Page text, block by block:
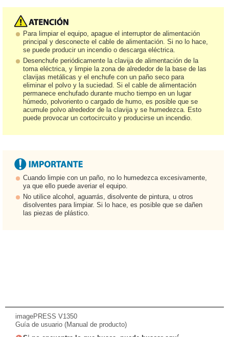
Para limpiar el equipo, apague el interruptor de alimentación
principal y desconecte el cable de alimentación. Si no lo hace,
se puede producir un incendio o descarga eléctrica.
Desenchufe periódicamente la clavija de alimentación de la
toma eléctrica, y limpie la zona de alrededor de la base de las
clavijas metálicas y el enchufe con un paño seco para
eliminar el polvo y la suciedad. Si el cable de alimentación
permanece enchufado durante mucho tiempo en un lugar
húmedo, polvoriento o cargado de humo, es posible que se
acumule polvo alrededor de la clavija y se humedezca. Esto
puede provocar un cortocircuito y producirse un incendio.
Cuando limpie con un paño, no lo humedezca excesivamente,
ya que ello puede averiar el equipo.
No utilice alcohol, aguarrás, disolvente de pintura, u otros
disolventes para limpiar. Si lo hace, es posible que se dañen
las piezas de plástico.
imagePRESS V1350
Guía de usuario (Manual de producto)